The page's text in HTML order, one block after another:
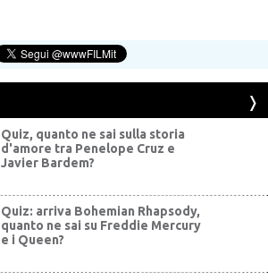
Quiz, quanto ne sai sulla storia
d'amore tra Penelope Cruz e
Javier Bardem?
Quiz: arriva Bohemian Rhapsody,
quanto ne sai su Freddie Mercury
e i Queen?